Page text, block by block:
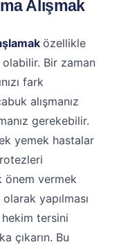
Alışmak
özellikle
Bir zaman
fark
alışmanız
gerekebilir.
yemek hastalar
önem vermek
yapılması
tersini
çıkarın. Bu